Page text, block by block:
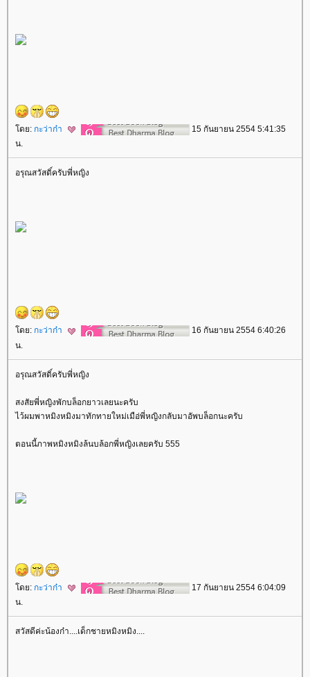
ดย: กะว่าก๋า
15 กันยายน 2554 5:41:35
น.
อรุณสวัสดิ์ครับพี่หญิง
ดย: กะว่าก๋า
16 กันยายน 2554 6:40:26
น.
อรุณสวัสดิ์ครับพี่หญิง
สงสัยพี่หญิงพักบล็อกยาวเลยนะครับ
ไว้ผมพาหมิงหมิงมาทักทายใหม่เมือ่พี่หญิงกลับมาอัพบล็อกนะครับ
ตอนนี้ภาพหมิงหมิงล้นบล้อกพี่หญิงเลยครับ 555
ดย: กะว่าก๋า
17 กันยายน 2554 6:04:09
น.
สวัสดีค่ะน้องก๋า....เด็กชายหมิงหมิง....